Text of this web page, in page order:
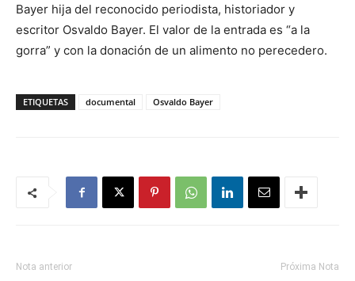
Bayer hija del reconocido periodista, historiador y
escritor Osvaldo Bayer. El valor de la entrada es “a la
gorra” y con la donación de un alimento no perecedero.
ETIQUETAS documental Osvaldo Bayer
Nota anterior Próxima Nota